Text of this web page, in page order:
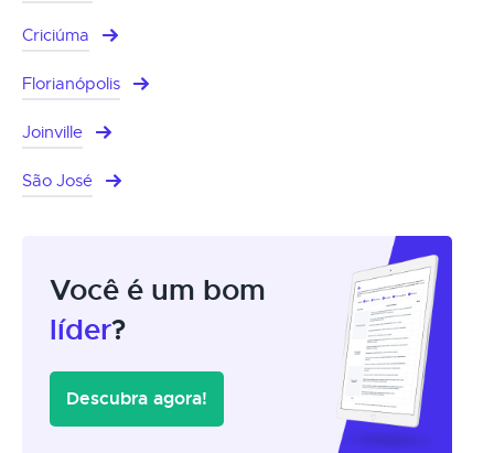
Criciúma
Florianópolis
Joinville
São José
Você é um bom
líder?
Descubra agora!